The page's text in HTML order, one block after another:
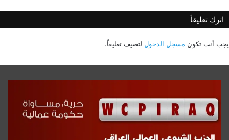
اترك تعليقاً
يجب أنت تكون مسجل الدخول لتضيف تعليقاً.